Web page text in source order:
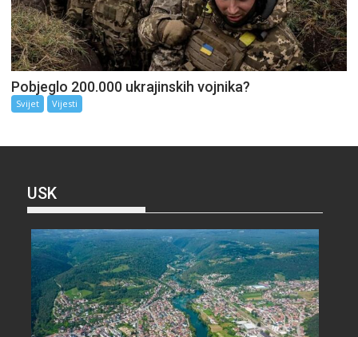
Pobjeglo 200.000 ukrajinskih vojnika?
Svijet Vijesti
USK